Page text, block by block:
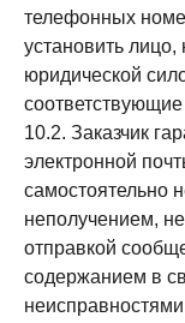
телефонных
установить
юридической
10.2. Заказчик
электронной
самостоятельно
неполучением,
отправкой
содержанием в